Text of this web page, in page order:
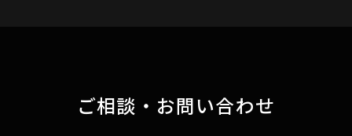
ご相談・お問い合わせ